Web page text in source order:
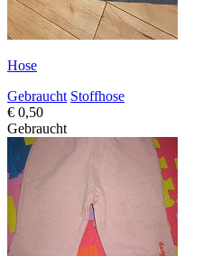
Hose
Gebraucht Stoffhose
€ 0,50
Gebraucht